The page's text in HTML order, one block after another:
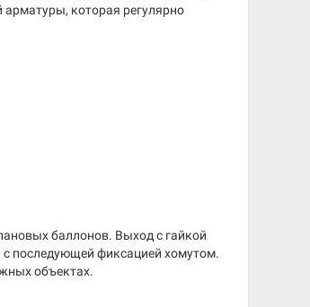
которая регулярно
баллонов. Выход с гайкой
с последующей фиксацией хомутом.
объектах.